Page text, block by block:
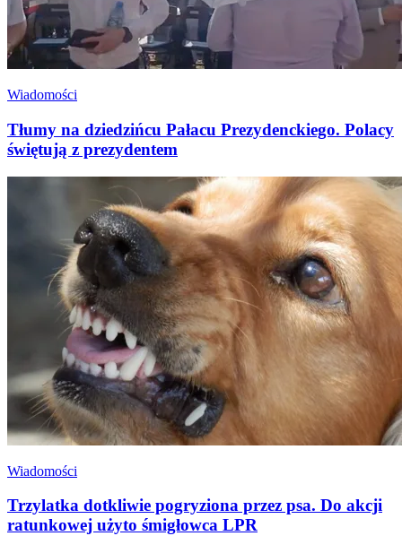
Wiadomości
Tłumy na dziedzińcu Pałacu Prezydenckiego. Polacy
świętują z prezydentem
Wiadomości
Trzylatka dotkliwie pogryziona przez psa. Do akcji
ratunkowej użyto śmigłowca LPR